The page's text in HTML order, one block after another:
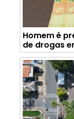
Homem é
de drogas